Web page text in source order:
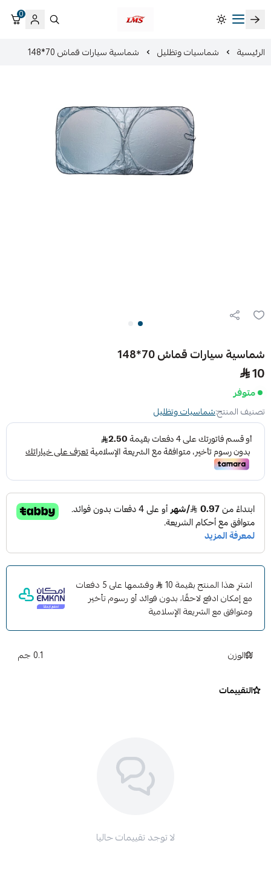
متجر لمسات الشرقية لزينة سيارات LMS
0
الرئيسية شماسيات وتظليل شماسية سيارات قماش 70*148
شماسية سيارات قماش 70*148
10
متوفر
تصنيف المنتج:شماسيات وتظليل
اشترِ هذا المنتج بقيمة 10
وقسّمها على 5 دفعات
مع إمكان ادفع لاحقًا، بدون فوائد أو رسوم تأخير
ومتوافق مع الشريعة الإسلامية
الوزن 0.1 جم
التقييمات
لا توجد تقييمات حاليا